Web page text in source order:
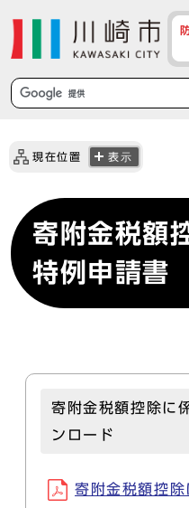
現在位置 表示
寄附金税額
特例申請書
寄附金税額控除に
ンロード
寄附金税額控